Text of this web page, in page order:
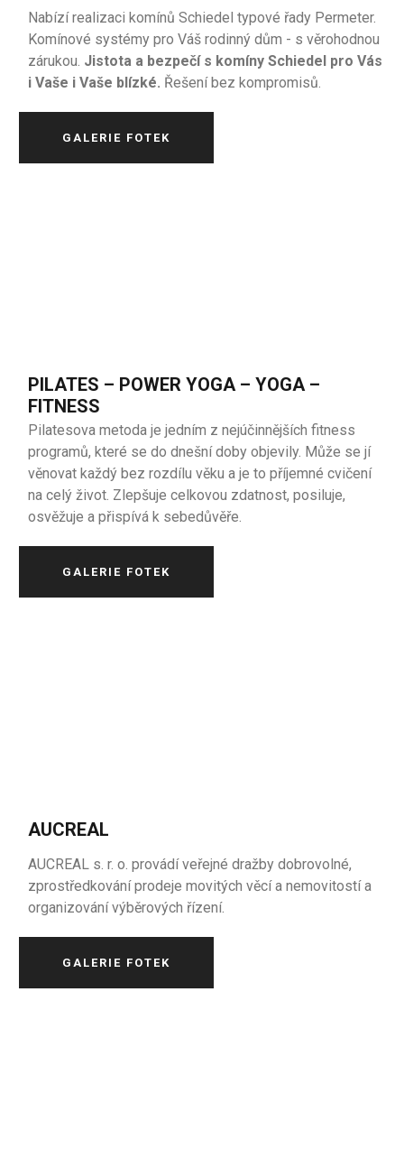
Nabízí realizaci komínů Schiedel typové řady Permeter.
Komínové systémy pro Váš rodinný dům - s věrohodnou
zárukou. Jistota a bezpečí s komíny Schiedel pro Vás
i Vaše i Vaše blízké. Řešení bez kompromisů.
GALERIE FOTEK
PILATES – POWER YOGA – YOGA –
FITNESS
Pilatesova metoda je jedním z nejúčinnějších fitness
programů, které se do dnešní doby objevily. Může se jí
věnovat každý bez rozdílu věku a je to příjemné cvičení
na celý život. Zlepšuje celkovou zdatnost, posiluje,
osvěžuje a přispívá k sebedůvěře.
GALERIE FOTEK
AUCREAL
AUCREAL s. r. o. provádí veřejné dražby dobrovolné,
zprostředkování prodeje movitých věcí a nemovitostí a
organizování výběrových řízení.
GALERIE FOTEK